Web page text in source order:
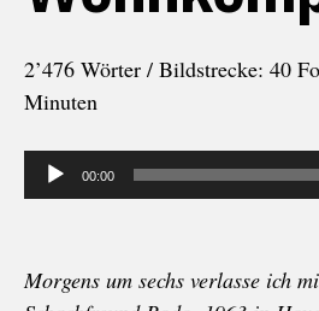
2’476 Wörter / Bildstrecke: 40
Minuten
Audio-
Player
00:00
Morgens um sechs verlasse ich